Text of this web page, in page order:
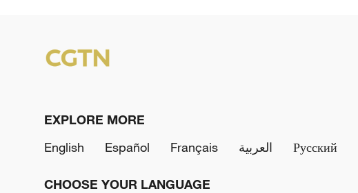
EXPLORE MORE
English
Español Français العربية Русский
CHOOSE YOUR LANGUAGE